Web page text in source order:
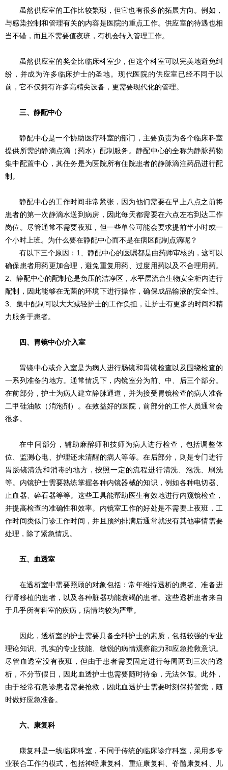
虽然供应室的工作比较繁琐，但它也有很多的拓展方向。例如，
与感染控制和管理有关的内容是医院的重点工作。供应室的待遇也相
当不错，而且不需要值夜班，有机会转入管理工作。
虽然供应室的奖金比临床科室少，但这个科室可以完美地避免纠
纷，并成为许多临床护士的圣地。现代医院的供应室已经不同于以
前，它不仅拥有许多高精尖设备，更需要现代化的管理。
三、静配中心
静配中心是一个协助医疗科室的部门，主要负责为各个临床科室
提供所需的静滴点滴（药水）配制服务。静配中心的全称为静脉药物
集中配置中心，其任务是为医院所有住院患者的静脉滴注药品进行配
制。
静配中心的工作时间非常紧张，因为他们需要在早上八点之前将
患者的第一次静滴水送到病房，因此每天都需要在六点左右到达工作
岗位。尽管通常不需要夜班，但一些单位可能会要求提前半小时或一
个小时上班。为什么要在静配中心而不是在病区配制点滴呢？
有以下三个原因： 1、静配中心的医嘱都是由药师审核的，这可以
确保患者用药更加合理，避免重复用药、过度用药以及不合理用药。
2、静配中心的配制仓是负压的洁净区，水平层流台生物安全柜内进行
配制，因此能够在无菌的环境下进行操作，确保成品输液的安全性。
3、集中配制可以大大减轻护士的工作负担，让护士有更多的时间和精
力服务于患者。
四、胃镜中心/介入室
胃镜中心或介入室是为病人进行肠镜和胃镜检查以及围绕检查的
一系列准备的地方。通常情况下，内镜室分为前、中、后三个部分。
在前部分，护士为病人建立静脉通道，并为接受胃镜检查的病人准备
二甲硅油散（消泡剂）。在效益好的医院，前部分的工作人员通常会
很多。
在中间部分，辅助麻醉师和技师为病人进行检查，包括调整体
位、监测心电、护理还未清醒的病人等等。在后部分，则是专门进行
胃肠镜清洗和消毒的地方，按照一定的流程进行清洗、泡洗、刷洗
等。内镜护士需要熟练掌握各种内镜器械的知识，例如各种电切器、
止血器、碎石器等等。这些工具能帮助医生有效地进行内窥镜检查，
并提高检查的准确性和效率。内镜室工作的好处是不需要上夜班，工
作时间类似门诊工作时间，并且预约排满后通常就没有其他事情需要
处理，除了紧急情况。
五、血透室
在透析室中需要照顾的对象包括：常年维持透析的患者、准备进
行肾移植的患者，以及各种脏器功能衰竭的患者。这些透析患者来自
于几乎所有科室的疾病，病情均较为严重。
因此，透析室的护士需要具备全科护士的素质，包括较强的专业
理论知识、扎实的专业技能、敏锐的病情观察能力和应急抢救意识。
尽管血透室没有夜班，但由于患者需要固定进行每周两到三次的透
析，不分节假日，因此血透护士也需要随时待命，无法休假。此外，
由于经常有急诊患者需要抢救，因此血透护士需要时刻保持警觉，随
时做好应急准备。
六、康复科
康复科是一线临床科室，不同于传统的临床诊疗科室，采用多专
业联合工作的模式，包括神经康复科、重症康复科、脊髓康复科、儿